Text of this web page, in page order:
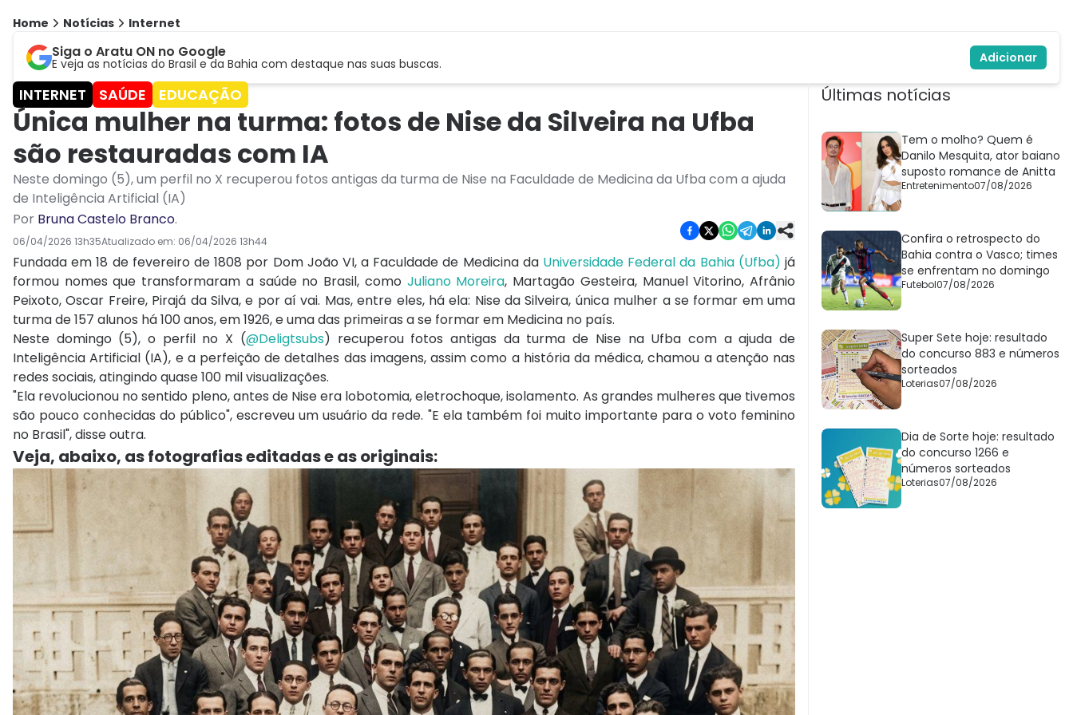
Home Notícias Internet
Siga o Aratu ON no Google
E veja as notícias do Brasil e da Bahia com destaque nas suas buscas. Adicionar
INTERNET SAÚDE EDUCAÇÃO
Única mulher na turma: fotos de Nise da Silveira na Ufba
são restauradas com IA
Neste domingo (5), um perfil no X recuperou fotos antigas da turma de Nise na Faculdade de Medicina da Ufba com a ajuda
de Inteligência Artificial (IA)
Por Bruna Castelo Branco.
06/04/2026 13h35Atualizado em: 06/04/2026 13h44
Fundada em 18 de fevereiro de 1808 por Dom João VI, a Faculdade de Medicina da Universidade Federal da Bahia (Ufba) já
formou nomes que transformaram a saúde no Brasil, como Juliano Moreira, Martagão Gesteira, Manuel Vitorino, Afrânio
Peixoto, Oscar Freire, Pirajá da Silva, e por aí vai. Mas, entre eles, há ela: Nise da Silveira, única mulher a se formar em uma
turma de 157 alunos há 100 anos, em 1926, e uma das primeiras a se formar em Medicina no país.
Neste domingo (5), o perfil no X (@Deligtsubs) recuperou fotos antigas da turma de Nise na Ufba com a ajuda de
Inteligência Artificial (IA), e a perfeição de detalhes das imagens, assim como a história da médica, chamou a atenção nas
redes sociais, atingindo quase 100 mil visualizações.
"Ela revolucionou no sentido pleno, antes de Nise era lobotomia, eletrochoque, isolamento. As grandes mulheres que tivemos
são pouco conhecidas do público", escreveu um usuário da rede. "E ela também foi muito importante para o voto feminino
no Brasil", disse outra.
Veja, abaixo, as fotografias editadas e as originais:
Últimas notícias
Tem o molho? Quem é
Danilo Mesquita, ator baiano
suposto romance de Anitta
Entretenimento07/08/2026
Confira o retrospecto do
Bahia contra o Vasco; times
se enfrentam no domingo
Futebol07/08/2026
Super Sete hoje: resultado
do concurso 883 e números
sorteados
Loterias07/08/2026
Dia de Sorte hoje: resultado
do concurso 1266 e
números sorteados
Loterias07/08/2026